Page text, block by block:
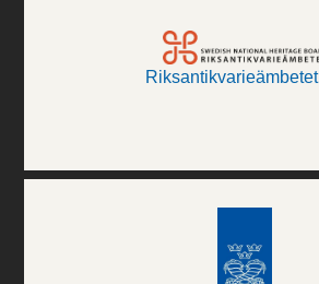
Riksantikvarieämbetet